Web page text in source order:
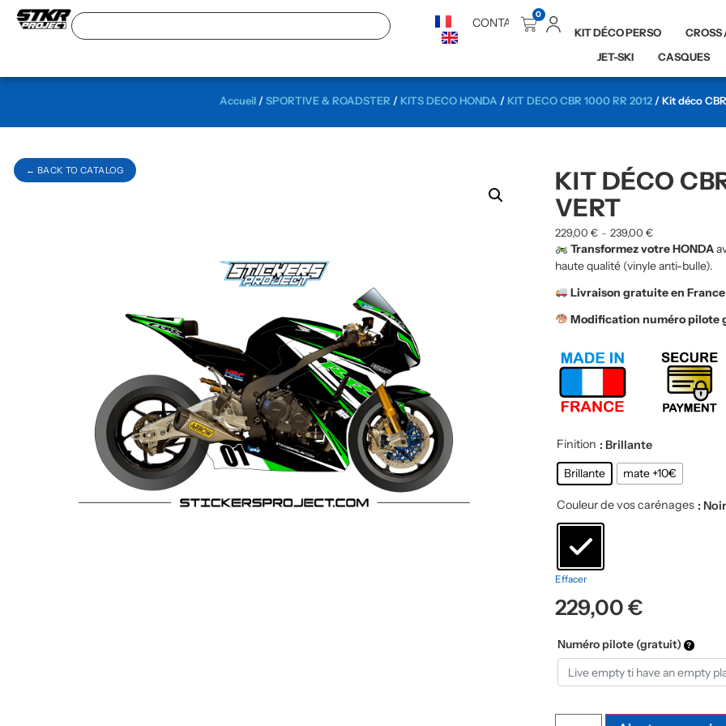
CONTACT
0
KIT DÉCO PERSO
CROSS
JET-SKI
CASQUES
← BACK TO CATALOG
Accueil /SPORTIVE & ROADSTER / KITS DECO HONDA / KIT DECO CBR 1000 RR 2012 / Kit déco
KIT DÉCO
VERT
229,00 € – 239,00 €
Transformez votre HONDA
haute qualité (vinyle anti-bulle).
Livraison gratuite en France
Modification numéro pilote
Finition : Brillante
Brillante
mate +10€
Couleur de vos carénages : Noir
Effacer
229,00€
Numéro pilote (gratuit)